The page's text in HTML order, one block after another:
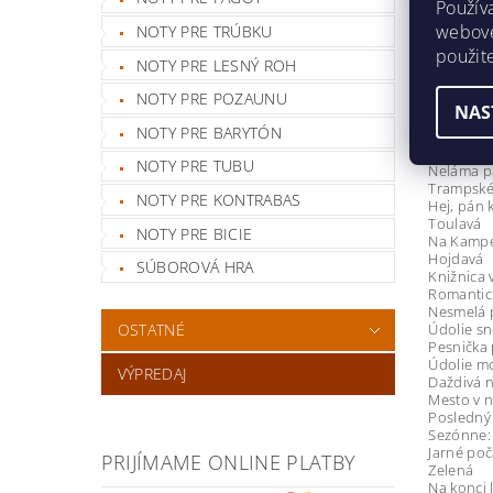
NOTY PRE TRÚBKU
NOTY PRE LESNÝ ROH
NOTY PRE POZAUNU
NOTY PRE BARYTÓN
NOTY PRE TUBU
NOTY PRE KONTRABAS
NOTY PRE BICIE
SÚBOROVÁ HRA
OSTATNÉ
VÝPREDAJ
PRIJÍMAME ONLINE PLATBY
Jen ta
Asfalt
Nie je
Blúz o
Blús
Prázdný
Neláma
Hej, pán
Toulavá
Na
Hojdavá
Knižnica
Nesmelá
Údolie
Údolie
Daždivá
Mesto v
Jarné
Zelená
Na konci